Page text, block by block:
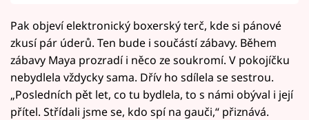
Pak objeví elektronický boxerský terč, kde si pánové
zkusí pár úderů. Ten bude i součástí zábavy. Během
zábavy Maya prozradí i něco ze soukromí. V pokojíčku
nebydlela vždycky sama. Dřív ho sdílela se sestrou.
„Posledních pět let, co tu bydlela, to s námi obýval i její
přítel. Střídali jsme se, kdo spí na gauči,“ přiznává.